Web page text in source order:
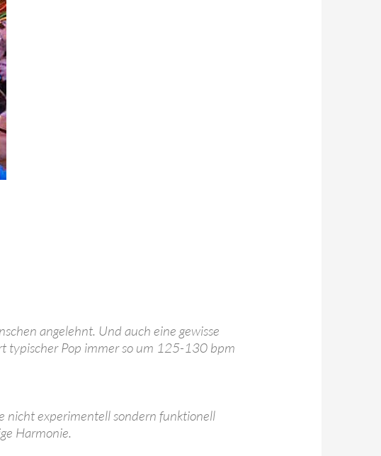
angelehnt. Und auch eine gewisse
typischer Pop immer so um 125-130 bpm
nicht experimentell sondern funktionell
Harmonie.